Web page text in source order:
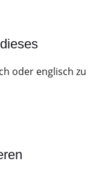
dieses
oder englisch zu